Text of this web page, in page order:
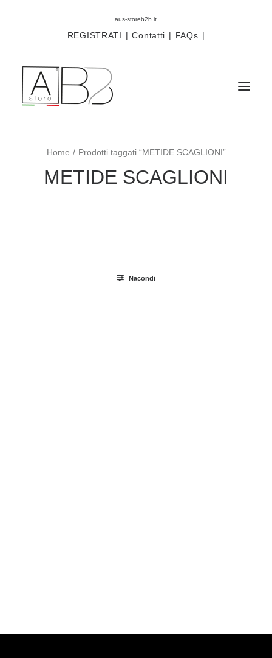
aus-storeb2b.it
REGISTRATI | Contatti | FAQs |
Sistemi
Componenti
Home Prodotti taggati “METIDE SCAGLIONI”
METIDE SCAGLIONI
Nacondi